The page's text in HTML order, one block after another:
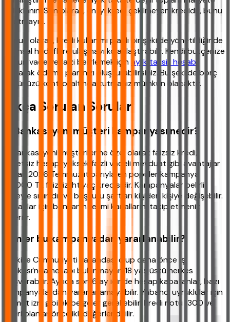
odaklanın. Son olarak, en iyi kredi çekilmeyen kredidir, bunu
unutmayın.
Sonuç olarak, kredi kullanımı planlı bir şekilde yönetildiğinde
finansal hedeflere ulaşmayı kolaylaştırabilir. Kendi bütçenize
uygun vade ve faizi belirlemek için aylık taksit hesabı
yaparak ödeme planınızı oluşturabilirsiniz. Bu şekilde borç
yükünüzü kontrol altında tutmanız mümkün olacaktır.
Sıkça Sorulan Sorular
İş Bankası yeni müşteri kampanyası nedir?
İş Bankası yeni müşterilerine özel olarak faizsiz kredi,
ücretsiz hesap, yüksek faizli vadeli mevduat gibi avantajlar
sunar. 2026 Temmuz itibarıyla en popüler kampanya
50.000 TL faizsiz ihtiyaç kredisidir. Kampanyalar belirli
süreyle sınırlıdır ve başvuru şartları kişiden kişiye değişebilir.
Detaylar için bankanın resmi kanallarını takip etmeniz
önerilir.
Kimler bu kampanyadan yararlanabilir?
Türkiye Cumhuriyeti vatandaşı olup daha önce İş
Bankası’nda hesabı bulunmayan 18 yaş üstü herkes
başvurabilir. Ayrıca son 6 ay içinde hesap kapatanlar, bazı
kampanyalardan yararlanamayabilir. Yabancı uyruklular için
ikamet izni gibi ek belgeler gerekebilir. Kredi notu 1300 ve
üzeri olanlar öncelikli değerlendirilir.